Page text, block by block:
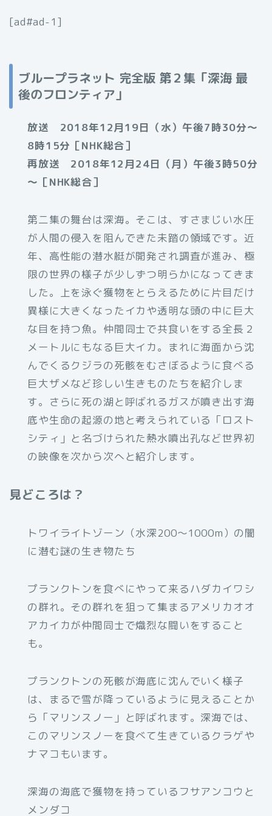
[ad#ad-1]
ブループラネット 完全版 第２集「深海 最
後のフロンティア」
放送 2018年12月19日（水）午後7時30分～
8時15分［NHK総合］
再放送 2018年12月24日（月）午後3時50分
～［NHK総合］
第二集の舞台は深海。そこは、すさまじい水圧
が人間の侵入を阻んできた未踏の領域です。近
年、高性能の潜水艇が開発され調査が進み、極
限の世界の様子が少しずつ明らかになってきま
した。上を泳ぐ獲物をとらえるために片目だけ
異様に大きくなったイカや透明な頭の中に巨大
な目を持つ魚。仲間同士で共食いをする全長２
メートルにもなる巨大イカ。まれに海面から沈
んでくるクジラの死骸をむさぼるように食べる
巨大ザメなど珍しい生きものたちを紹介しま
す。さらに死の湖と呼ばれるガスが噴き出す海
底や生命の起源の地と考えられている「ロスト
シティ」と名づけられた熱水噴出孔など世界初
の映像を次から次へと紹介します。
見どころは？
トワイライトゾーン（水深200～1000m）の闇
に潜む謎の生き物たち
プランクトンを食べにやって来るハダカイワシ
の群れ。その群れを狙って集まるアメリカオオ
アカイカが仲間同士で熾烈な闘いをすること
も。
プランクトンの死骸が海底に沈んでいく様子
は、まるで雪が降っているように見えることか
ら「マリンスノー」と呼ばれます。深海では、
このマリンスノーを食べて生きているクラゲや
ナマコもいます。
深海の海底で獲物を持っているフサアンコウと
メンダコ